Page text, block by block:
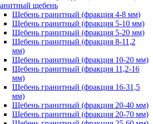
щебень
Щебень гранитный (фракция 4-8 мм)
Щебень гранитный (фракция 5-10 мм)
Щебень гранитный (фракция 5-20 мм)
Щебень гранитный (фракция 8-11,2
мм)
Щебень гранитный (фракция 10-20 мм)
Щебень гранитный (фракция 11,2-16
мм)
Щебень гранитный (фракция 16-31,5
мм)
Щебень гранитный (фракция 20-40 мм)
Щебень гранитный (фракция 20-70 мм)